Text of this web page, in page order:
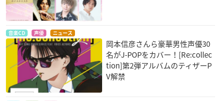
音楽CD 声優 ニュース
岡本信彦さんら豪華男性声優30
名がJ-POPをカバー！[Re:collec
tion]第2弾アルバムのティザーP
V解禁